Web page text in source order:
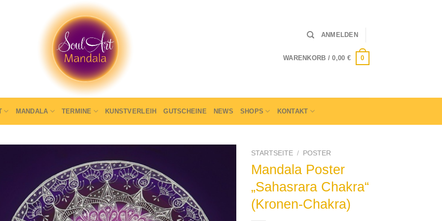
ANMELDEN
WARENKORB /0,00 € 0
MANDALA TERMINE KUNSTVERLEIH GUTSCHEINE NEWS SHOPS KONTAKT
STARTSEITE / POSTER
Mandala Poster
„Sahasrara Chakra“
(Kronen-Chakra)